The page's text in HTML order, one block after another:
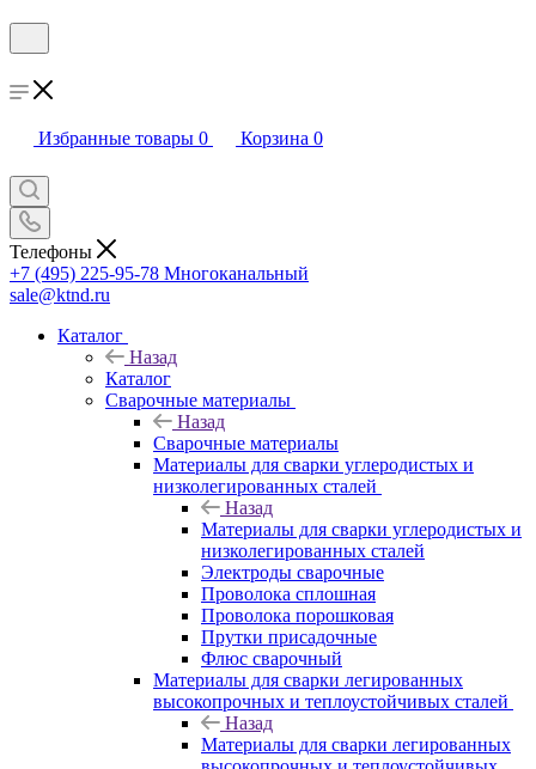
Избранные товары 0 Корзина 0
Телефоны
+7 (495) 225-95-78 Многоканальный
sale@ktnd.ru
Каталог
Назад
Каталог
Сварочные материалы
Назад
Сварочные материалы
Материалы для сварки углеродистых и
низколегированных сталей
Назад
Материалы для сварки углеродистых и
низколегированных сталей
Электроды сварочные
Проволока сплошная
Проволока порошковая
Прутки присадочные
Флюс сварочный
Материалы для сварки легированных
высокопрочных и теплоустойчивых сталей
Назад
Материалы для сварки легированных